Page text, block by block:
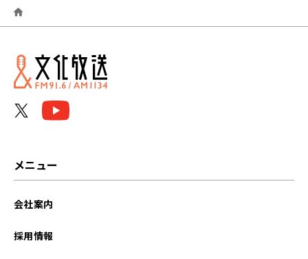
2026年05月
2026年04月
メニュー
会社案内
採用情報